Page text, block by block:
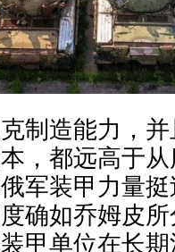
制造能力，
，都远高于
军装甲力量
确如乔姆皮
甲单位在长